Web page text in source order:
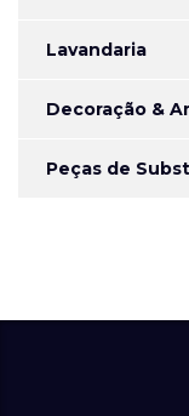
Lavandaria
Decoração &
Peças de